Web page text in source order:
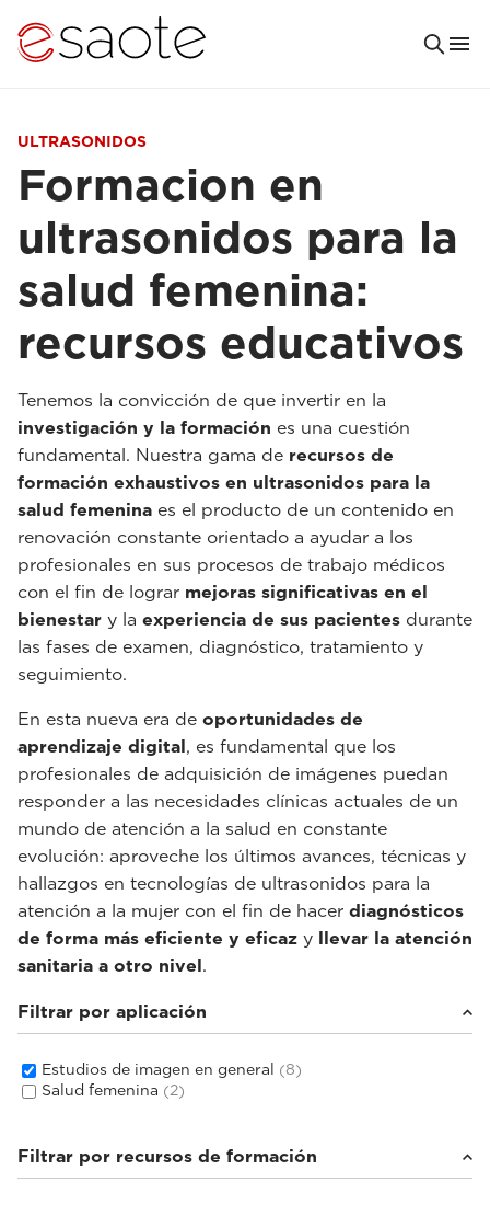
ULTRASONIDOS
Formacion en
ultrasonidos para la
salud femenina:
recursos educativos
Tenemos la convicción de que invertir en la
investigación y la formación es una cuestión
fundamental. Nuestra gama de recursos de
formación exhaustivos en ultrasonidos para la
salud femenina es el producto de un contenido en
renovación constante orientado a ayudar a los
profesionales en sus procesos de trabajo médicos
con el fin de lograr mejoras significativas en el
bienestar y la experiencia de sus pacientes durante
las fases de examen, diagnóstico, tratamiento y
seguimiento.
En esta nueva era de oportunidades de
aprendizaje digital, es fundamental que los
profesionales de adquisición de imágenes puedan
responder a las necesidades clínicas actuales de un
mundo de atención a la salud en constante
evolución: aproveche los últimos avances, técnicas y
hallazgos en tecnologías de ultrasonidos para la
atención a la mujer con el fin de hacer diagnósticos
de forma más eficiente y eficaz y llevar la atención
sanitaria a otro nivel.
Filtrar por aplicación
Estudios de imagen en general (8)
Salud femenina (2)
Filtrar por recursos de formación